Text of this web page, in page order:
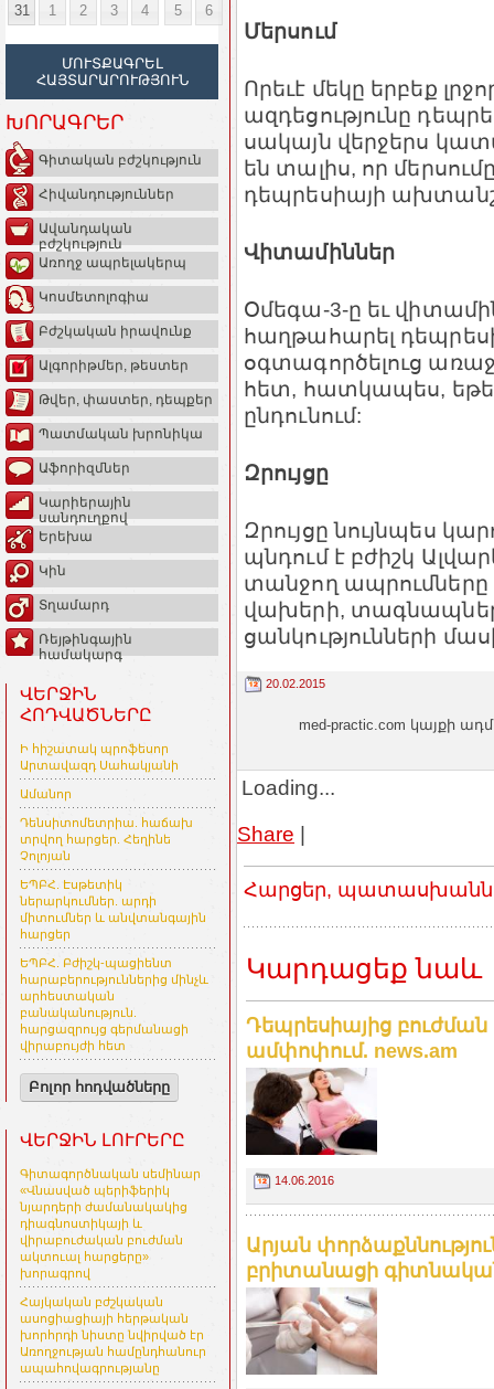
31
1 2 3 4 5 6
ՄՈՒՏՔԱԳՐԵԼ
ՀԱՅՏԱՐԱՐՈՒԹՅՈՒՆ
ԽՈՐԱԳՐԵՐ
Գիտական բժշկություն
Հիվանդություններ
Ավանդական
բժշկություն
Առողջ ապրելակերպ
Կոսմետոլոգիա
Բժշկական իրավունք
Ալգորիթմեր, թեստեր
Թվեր, փաստեր, դեպքեր
Պատմական խրոնիկա
Աֆորիզմներ
Կարիերային
սանդուղքով
Երեխա
Կին
Տղամարդ
Ռեյթինգային
համակարգ
ՎԵՐՋԻՆ
ՀՈԴՎԱԾՆԵՐԸ
Ի հիշատակ պրոֆեսոր
Արտավազդ Սահակյանի
Ամանոր
Դենսիտոմետրիա. հաճախ
տրվող հարցեր. Հեղինե
Չոլոյան
ԵՊԲՀ. Էսթետիկ
ներարկումներ. արդի
միտումներ և անվտանգային
հարցեր
ԵՊԲՀ. Բժիշկ-պացիենտ
հարաբերություններից մինչև
արհեստական
բանականություն.
հարցազրույց գերմանացի
վիրաբույժի հետ
Բոլոր հոդվածները
ՎԵՐՋԻՆ ԼՈՒՐԵՐԸ
Գիտագործնական սեմինար
«Վնասված պերիֆերիկ
նյարդերի ժամանակակից
դիագնոստիկայի և
վիրաբուժական բուժման
ակտուալ հարցերը»
խորագրով
Հայկական բժշկական
ասոցիացիայի հերթական
խորհրդի նիստը նվիրված էր
Առողջության համընդհանուր
ապահովագրությանը
Մերսում
Որեւէ մեկը երբեք
ազդեցությունը
սակայն վերջերս
են տալիս, որ
դեպրեսիայի
Վիտամիններ
Օմեգա-3-ը եւ
հաղթահարել
օգտագործելուց
հետ, հատկապես, եթե
ընդունում:
Զրույցը
Զրույցը նույնպես
պնդում է բժիշկ
տանջող ապրումները
վախերի,
ցանկությունների
20.02.2015
med-practic.com կայքի
Loading...
Share |
Հարցեր,
Կարդացեք նաև
Դեպրեսիայից
ամփոփում. news.am
14.06.2016
Արյան
բրիտանացի